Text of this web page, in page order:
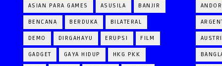
ASIAN PARA GAMES ASUSILA BANJIR
BENCANA BERDUKA BILATERAL
DEMO DIRGAHAYU ERUPSI FILM
GADGET GAYA HIDUP HKG PKK